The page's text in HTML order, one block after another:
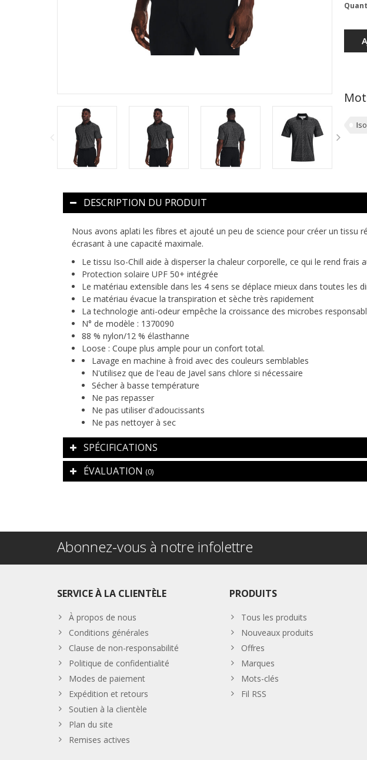
DESCRIPTION DU PRODUIT
Nous avons aplati les fibres et ajouté un peu de science pour créer un tissu
écrasant à une capacité maximale.
Le tissu Iso-Chill aide à disperser la chaleur corporelle, ce qui le rend frais
Protection solaire UPF 50+ intégrée
Le matériau extensible dans les 4 sens se déplace mieux dans toutes les
Le matériau évacue la transpiration et sèche très rapidement
La technologie anti-odeur empêche la croissance des microbes
N° de modèle : 1370090
88 % nylon/12 % élasthanne
Loose : Coupe plus ample pour un confort total.
Lavage en machine à froid avec des couleurs semblables
N'utilisez que de l'eau de Javel sans chlore si nécessaire
Sécher à basse température
Ne pas repasser
Ne pas utiliser d'adoucissants
Ne pas nettoyer à sec
SPÉCIFICATIONS
ÉVALUATION (0)
Abonnez-vous à notre infolettre
SERVICE À LA CLIENTÈLE
À propos de nous
Conditions générales
Clause de non-responsabilité
Politique de confidentialité
Modes de paiement
Expédition et retours
Soutien à la clientèle
Plan du site
Remises actives
PRODUITS
Tous les produits
Nouveaux produits
Offres
Marques
Mots-clés
Fil RSS